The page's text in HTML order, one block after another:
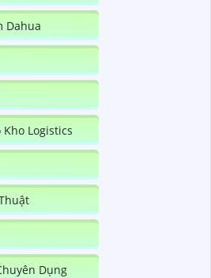
Dahua
Kho Logistics
Dụng